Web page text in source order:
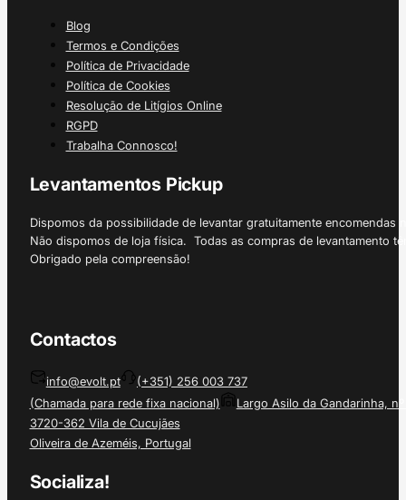
Blog
Termos e Condições
Política de Privacidade
Política de Cookies
Resolução de Litígios Online
RGPD
Trabalha Connosco!
Levantamentos Pickup
Dispomos da possibilidade de levantar gratuitamente
Não dispomos de loja física. Todas as compras de levantamento
Obrigado pela compreensão!
Contactos
info@evolt.pt
(+351) 256 003 737
(Chamada para rede fixa nacional)
Largo Asilo da Gandarinha, nº
3720-362 Vila de Cucujães
Oliveira de Azeméis, Portugal
Socializa!